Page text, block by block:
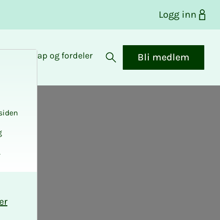
Logg inn
Medlemskap og fordeler
Åpne søk
Bli medlem